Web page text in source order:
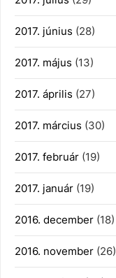
2017. június (28)
2017. május (13)
2017. április (27)
2017. március (30)
2017. február (19)
2017. január (19)
2016. december (18)
2016. november (26)